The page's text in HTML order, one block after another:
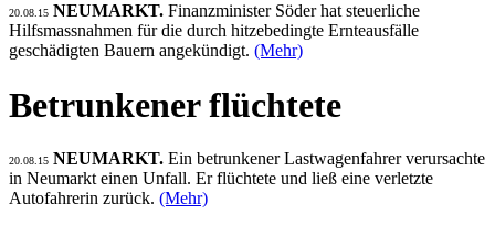
20.08.15 NEUMARKT. Finanzminister Söder hat steuerliche
Hilfsmassnahmen für die durch hitzebedingte Ernteausfälle
geschädigten Bauern angekündigt. (Mehr)
Betrunkener flüchtete
20.08.15 NEUMARKT. Ein betrunkener Lastwagenfahrer verursachte
in Neumarkt einen Unfall. Er flüchtete und ließ eine verletzte
Autofahrerin zurück. (Mehr)